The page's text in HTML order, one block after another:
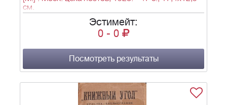
см.
Эстимейт:
0 - 0
Посмотреть результаты